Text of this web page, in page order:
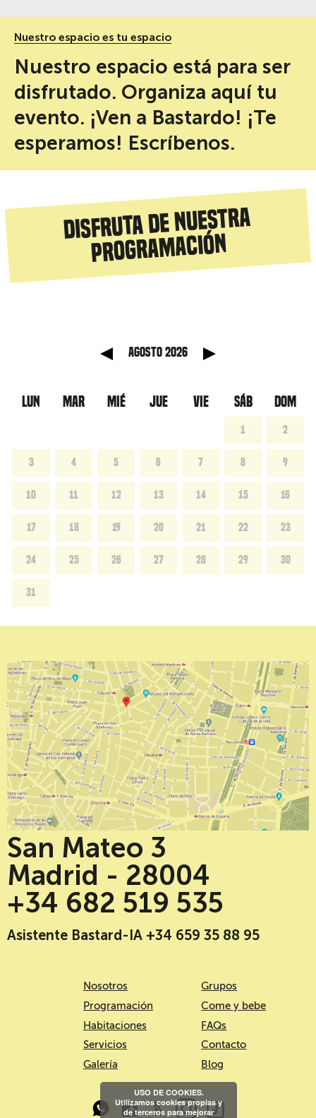
Nuestro espacio es tu espacio
Nuestro espacio está para ser
disfrutado. Organiza aquí tu
evento. ¡Ven a Bastardo! ¡Te
esperamos! Escríbenos.
Disfruta de nuestra
programación
agosto 2026
LUN MAR MIÉ JUE VIE SÁB DOM
1 2
3 4 5 6 7 8 9
10 11 12 13 14 15 16
17 18 19 20 21 22 23
24 25 26 27 28 29 30
31
San Mateo 3
Madrid - 28004
+34 682 519 535
Asistente Bastard-IA +34 659 35 88 95
Nosotros
Programación
Habitaciones
Servicios
Galería
Grupos
Come y bebe
FAQs
Contacto
Blog
USO DE COOKIES.
Utilizamos cookies propias y
de terceros para mejorar